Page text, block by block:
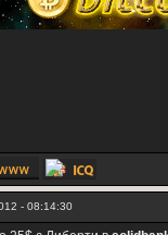
- 08:14:30